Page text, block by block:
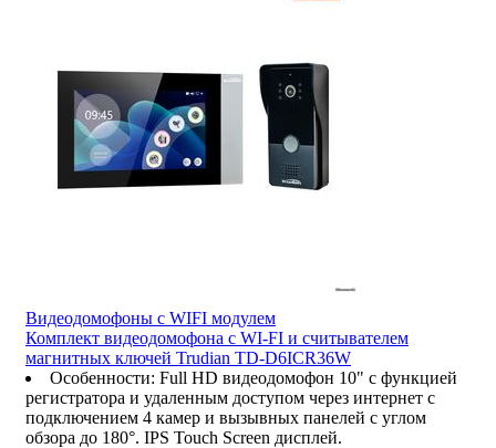
Видеодомофоны c WIFI модулем
Комплект видеодомофона с WI-FI и считывателем
магнитных ключей Trudian TD-D6ICR36W
Особенности: Full HD видеодомофон 10" с функцией
регистратора и удаленным доступом через интернет с
подключением 4 камер и вызывных панелей с углом
обзора до 180°. IPS Touch Screen дисплей.